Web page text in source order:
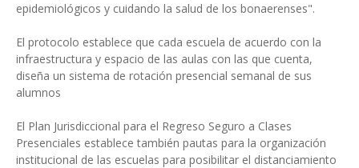
epidemiológicos y cuidando la salud de los bonaerenses".
El protocolo establece que cada escuela de acuerdo con la
infraestructura y espacio de las aulas con las que cuenta,
diseña un sistema de rotación presencial semanal de sus
alumnos
El Plan Jurisdiccional para el Regreso Seguro a Clases
Presenciales establece también pautas para la organización
institucional de las escuelas para posibilitar el distanciamiento